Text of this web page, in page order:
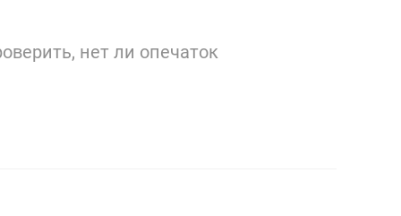
нет ли опечаток